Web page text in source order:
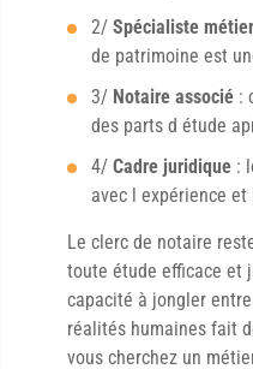
2/ Spécialiste métier
de patrimoine est
3/ Notaire associé :
des parts d étude
4/ Cadre juridique :
avec l expérience
Le clerc de notaire
toute étude efficace et
capacité à jongler
réalités humaines fait
vous cherchez un